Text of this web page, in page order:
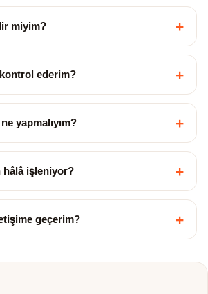
miyim? +
ederim? +
yapmalıyım? +
hâlâ işleniyor? +
geçerim? +